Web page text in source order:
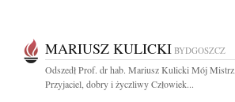
MARIUSZ KULICKI BYDGOSZCZ
Odszedł Prof. dr hab. Mariusz Kulicki Mój Mistrz,
Przyjaciel, dobry i życzliwy Człowiek...